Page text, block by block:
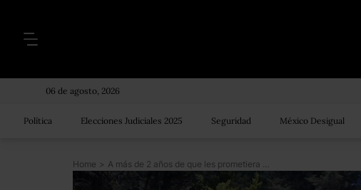
06 de agosto, 2026
Política Elecciones Judiciales 2025 Seguridad México Desigual
Home > A más de 2 años de que les prometiera resultados, Peña Nieto no recibe a padres de Guardería ABC